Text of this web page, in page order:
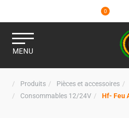
0
MENU
Produits Pièces et accessoires
Consommables 12/24V
Hf- Feu